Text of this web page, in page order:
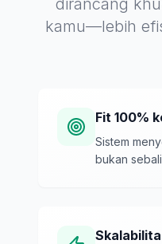
dirancang
kamu—lebih
Fit 100%
Sistem
bukan